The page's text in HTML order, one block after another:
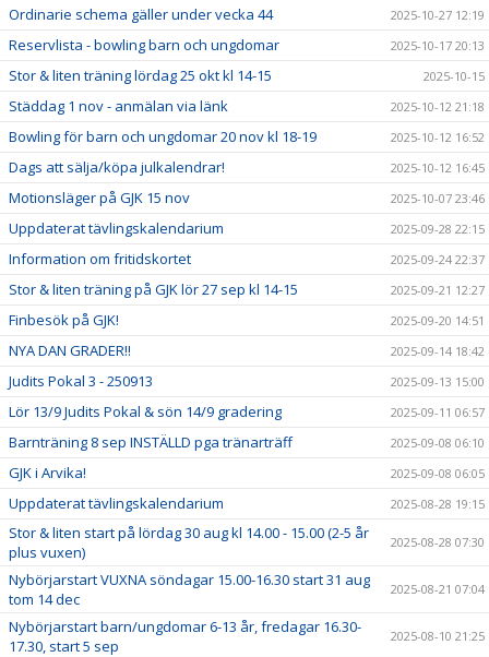
Ordinarie schema gäller under vecka 44 2025-10-27 12:19
Reservlista - bowling barn och ungdomar 2025-10-17 20:13
Stor & liten träning lördag 25 okt kl 14-15 2025-10-15
Städdag 1 nov - anmälan via länk 2025-10-12 21:18
Bowling för barn och ungdomar 20 nov kl 18-19 2025-10-12 16:52
Dags att sälja/köpa julkalendrar! 2025-10-12 16:45
Motionsläger på GJK 15 nov 2025-10-07 23:46
Uppdaterat tävlingskalendarium 2025-09-28 22:15
Information om fritidskortet 2025-09-24 22:37
Stor & liten träning på GJK lör 27 sep kl 14-15 2025-09-21 12:27
Finbesök på GJK! 2025-09-20 14:51
NYA DAN GRADER!! 2025-09-14 18:42
Judits Pokal 3 - 250913 2025-09-13 15:00
Lör 13/9 Judits Pokal & sön 14/9 gradering 2025-09-11 06:57
Barnträning 8 sep INSTÄLLD pga tränarträff 2025-09-08 06:10
GJK i Arvika! 2025-09-08 06:05
Uppdaterat tävlingskalendarium 2025-08-28 19:15
Stor & liten start på lördag 30 aug kl 14.00 - 15.00 (2-5 år
plus vuxen)
2025-08-28 07:30
Nybörjarstart VUXNA söndagar 15.00-16.30 start 31 aug
tom 14 dec
2025-08-21 07:04
Nybörjarstart barn/ungdomar 6-13 år, fredagar 16.30-
17.30, start 5 sep
2025-08-10 21:25